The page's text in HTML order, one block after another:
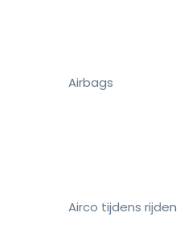
Airbags
Airco tijdens rijden